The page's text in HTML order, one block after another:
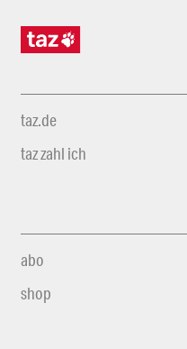
taz.de
taz zahl ich
abo
shop